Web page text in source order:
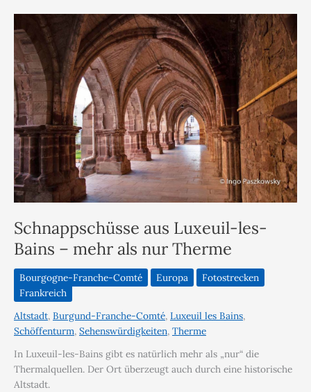
Schnappschüsse aus Luxeuil-les-
Bains – mehr als nur Therme
Bourgogne-Franche-Comté Europa
Fotostrecken
Frankreich
Altstadt, Burgund-Franche-Comté, Luxeuil les Bains,
Schöffenturm, Sehenswürdigkeiten, Therme
In Luxeuil-les-Bains gibt es natürlich mehr als „nur“ die
Thermalquellen. Der Ort überzeugt auch durch eine historische
Altstadt.